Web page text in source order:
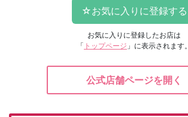
お気に入りに登録したお店は
「 トップページ 」に表示されます。
公式店舗ページを開く